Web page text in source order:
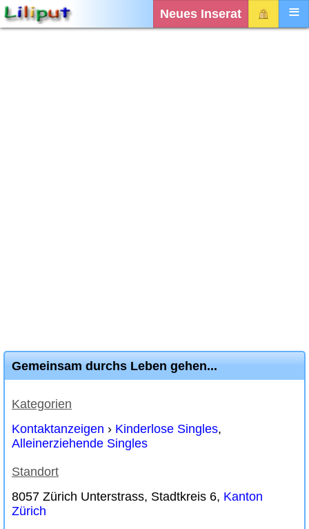
Neues Inserat
Gemeinsam durchs Leben gehen...
Kategorien
Kontaktanzeigen › Kinderlose Singles,
Alleinerziehende Singles
Standort
8057 Zürich Unterstrass, Stadtkreis 6, Kanton
Zürich